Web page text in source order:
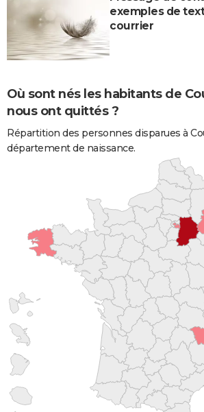
exemples de
courrier
Où sont nés les habitants de
nous ont quittés ?
Répartition des personnes disparues à
département de naissance.